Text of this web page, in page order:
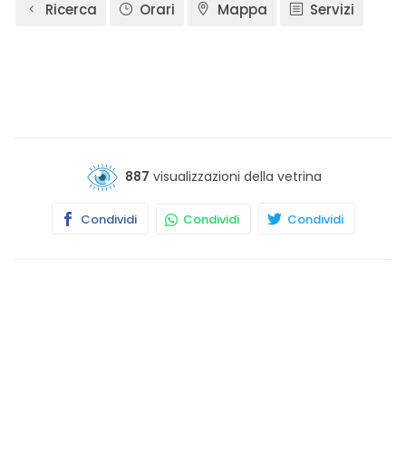
Ricerca Orari Mappa Servizi
887 visualizzazioni della vetrina
Condividi Condividi Condividi